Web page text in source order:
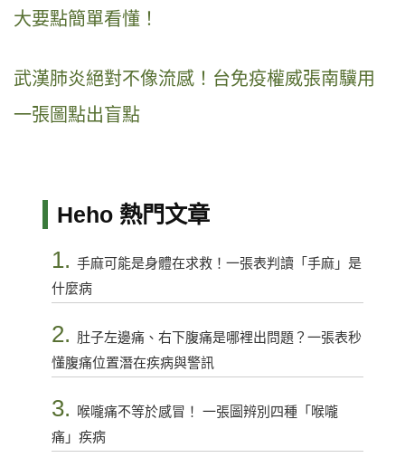
大要點簡單看懂！
武漢肺炎絕對不像流感！台免疫權威張南驥用
一張圖點出盲點
Heho 熱門文章
1. 手麻可能是身體在求救！一張表判讀「手麻」是
什麼病
2. 肚子左邊痛、右下腹痛是哪裡出問題？一張表秒
懂腹痛位置潛在疾病與警訊
3.
喉嚨痛不等於感冒！ 一張圖辨別四種「喉嚨
痛」疾病